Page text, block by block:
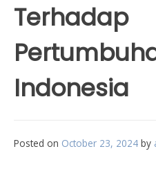
Terhadap
Indonesia
Posted on October 23, 2024 by